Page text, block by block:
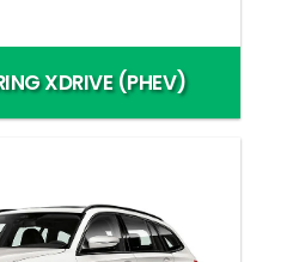
XDRIVE (PHEV)